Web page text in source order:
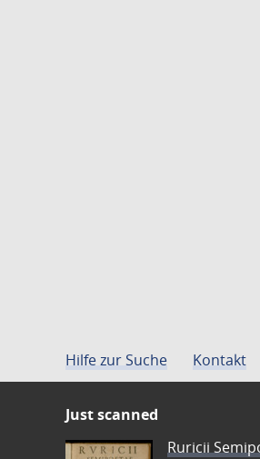
Hilfe zur Suche Kontakt
Just scanned
Ruricii